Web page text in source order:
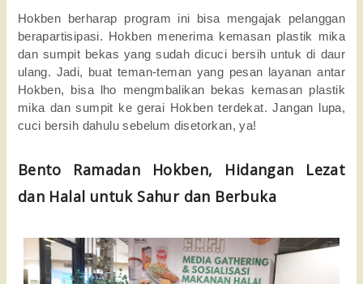
Hokben berharap program ini bisa mengajak pelanggan
berapartisipasi. Hokben menerima kemasan plastik mika
dan sumpit bekas yang sudah dicuci bersih untuk di daur
ulang. Jadi, buat teman-teman yang pesan layanan antar
Hokben, bisa lho mengmbalikan bekas kemasan plastik
mika dan sumpit ke gerai Hokben terdekat. Jangan lupa,
cuci bersih dahulu sebelum disetorkan, ya!
Bento Ramadan Hokben, Hidangan Lezat
dan Halal untuk Sahur dan Berbuka